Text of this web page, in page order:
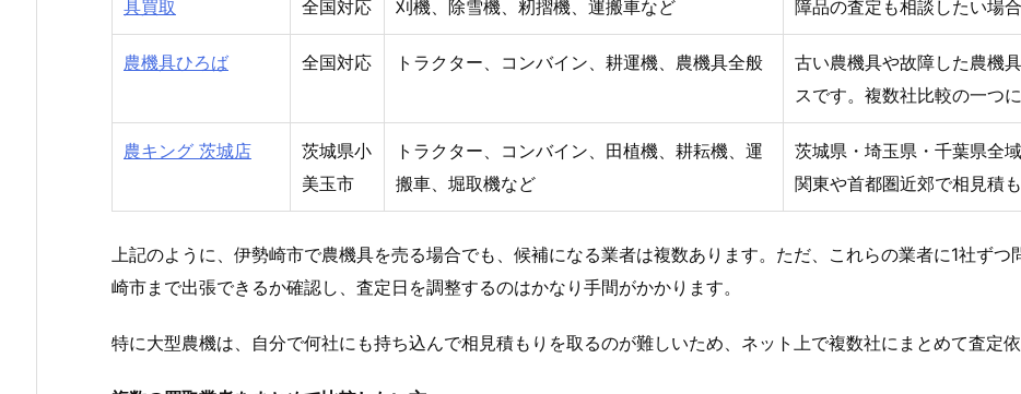
具買取
全国対応
刈機、除雪機、籾摺機、運搬車など
障品の査定も相談したい場合
農機具ひろば 全国対応 トラクター、コンバイン、耕運機、農機具全般
古い農機具や故障した農機
スです。複数社比較の一つに
農キング 茨城店
茨城県小
美玉市
トラクター、コンバイン、田植機、耕耘機、運
搬車、堀取機など
茨城県・埼玉県・千葉県全
関東や首都圏近郊で相見積
上記のように、伊勢崎市で農機具を売る場合でも、候補になる業者は複数あります。ただ、これらの業者に1社ず
崎市まで出張できるか確認し、査定日を調整するのはかなり手間がかかります。
特に大型農機は、自分で何社にも持ち込んで相見積もりを取るのが難しいため、ネット上で複数社にまとめて査定